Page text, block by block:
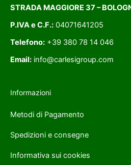
STRADA MAGGIORE 37 –
P.IVA e C.F.: 04071641205
Telefono: +39 380 78 14 046
Email: info@carlesigroup.com
Informazioni
Metodi di Pagamento
Spedizioni e consegne
Informativa sui cookies